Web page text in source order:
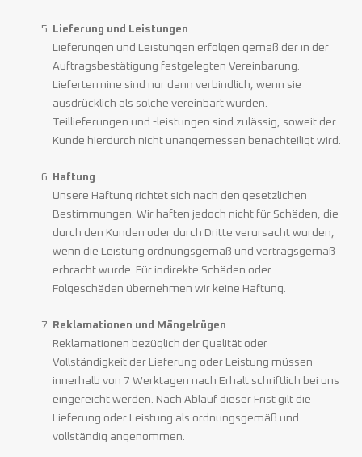
Lieferung und Leistungen
Lieferungen und Leistungen erfolgen gemäß der in der
Auftragsbestätigung festgelegten Vereinbarung.
Liefertermine sind nur dann verbindlich, wenn sie
ausdrücklich als solche vereinbart wurden.
Teillieferungen und -leistungen sind zulässig, soweit der
Kunde hierdurch nicht unangemessen benachteiligt wird.
Haftung
Unsere Haftung richtet sich nach den gesetzlichen
Bestimmungen. Wir haften jedoch nicht für Schäden, die
durch den Kunden oder durch Dritte verursacht wurden,
wenn die Leistung ordnungsgemäß und vertragsgemäß
erbracht wurde. Für indirekte Schäden oder
Folgeschäden übernehmen wir keine Haftung.
Reklamationen und Mängelrügen
Reklamationen bezüglich der Qualität oder
Vollständigkeit der Lieferung oder Leistung müssen
innerhalb von 7 Werktagen nach Erhalt schriftlich bei uns
eingereicht werden. Nach Ablauf dieser Frist gilt die
Lieferung oder Leistung als ordnungsgemäß und
vollständig angenommen.